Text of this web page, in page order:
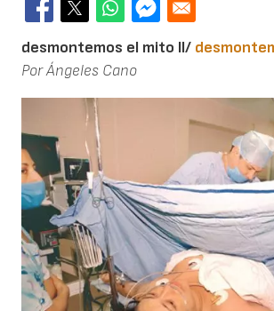
desmontemos el mito II/
Por Ángeles Cano